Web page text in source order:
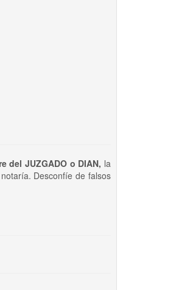
del JUZGADO o DIAN, la
Desconfíe de falsos